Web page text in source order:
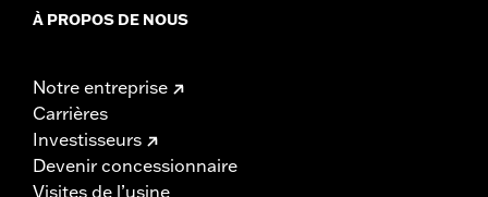
À PROPOS DE NOUS
Notre entreprise
Carrières
Investisseurs
Devenir concessionnaire
Visites de l’usine